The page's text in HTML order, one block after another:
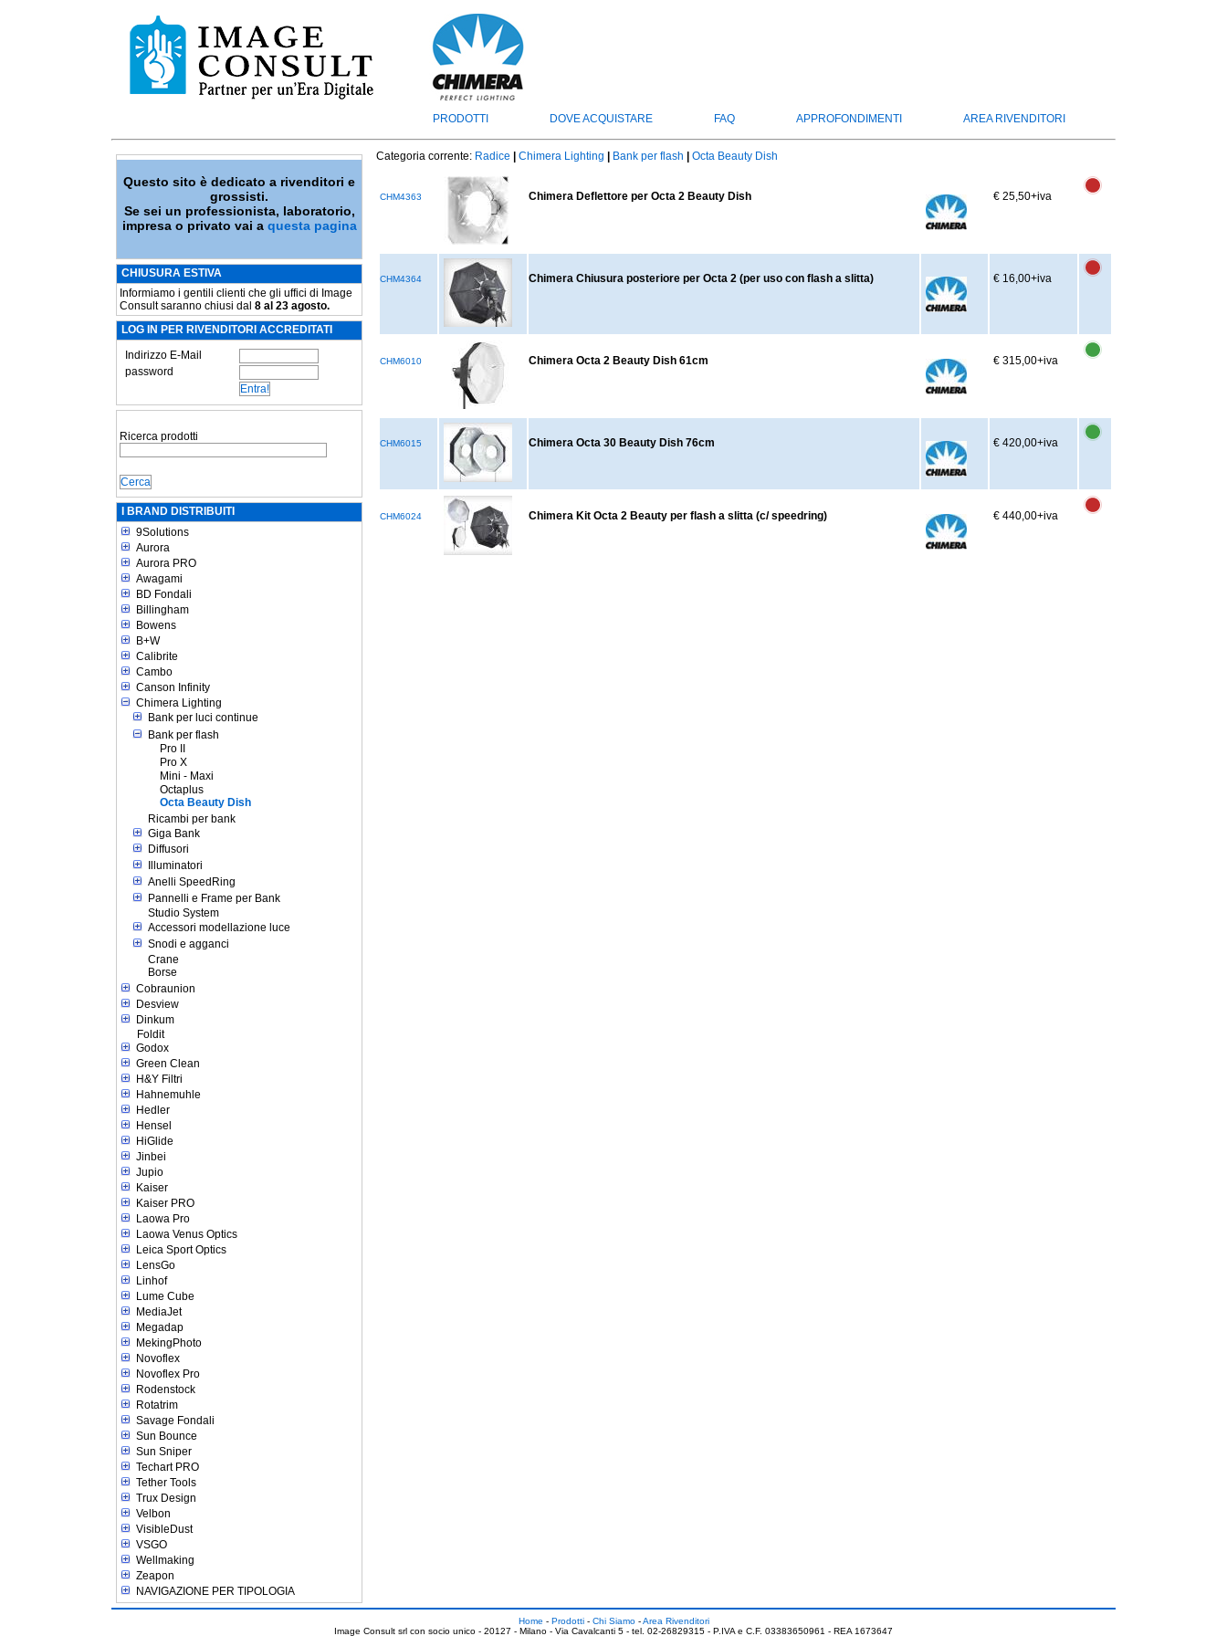
PRODOTTI DOVE ACQUISTARE FAQ APPROFONDIMENTI AREA RIVENDITORI
Questo sito è dedicato a rivenditori e
grossisti.
Se sei un professionista, laboratorio,
impresa o privato vai a questa pagina
CHIUSURA ESTIVA
Informiamo i gentili clienti che gli uffici di Image
Consult saranno chiusi dal 8 al 23 agosto.
LOG IN PER RIVENDITORI ACCREDITATI
Indirizzo E-Mail
password
Ricerca prodotti
I BRAND DISTRIBUITI
9Solutions
Aurora
Aurora PRO
Awagami
BD Fondali
Billingham
Bowens
B+W
Calibrite
Cambo
Canson Infinity
Chimera Lighting
Bank per luci continue
Bank per flash
Pro II
Pro X
Mini - Maxi
Octaplus
Octa Beauty Dish
Ricambi per bank
Giga Bank
Diffusori
Illuminatori
Anelli SpeedRing
Pannelli e Frame per Bank
Studio System
Accessori modellazione luce
Snodi e agganci
Crane
Borse
Cobraunion
Desview
Dinkum
Foldit
Godox
Green Clean
H&Y Filtri
Hahnemuhle
Hedler
Hensel
HiGlide
Jinbei
Jupio
Kaiser
Kaiser PRO
Laowa Pro
Laowa Venus Optics
Leica Sport Optics
LensGo
Linhof
Lume Cube
MediaJet
Megadap
MekingPhoto
Novoflex
Novoflex Pro
Rodenstock
Rotatrim
Savage Fondali
Sun Bounce
Sun Sniper
Techart PRO
Tether Tools
Trux Design
Velbon
VisibleDust
VSGO
Wellmaking
Zeapon
NAVIGAZIONE PER TIPOLOGIA
Categoria corrente: Radice Chimera Lighting Bank per flash Octa Beauty Dish
CHM4363 Chimera Deflettore per Octa 2 Beauty Dish € 25,50+iva
CHM4364 Chimera Chiusura posteriore per Octa 2 (per uso con flash a slitta) € 16,00+iva
CHM6010 Chimera Octa 2 Beauty Dish 61cm € 315,00+iva
CHM6015 Chimera Octa 30 Beauty Dish 76cm € 420,00+iva
CHM6024 Chimera Kit Octa 2 Beauty per flash a slitta (c/ speedring) € 440,00+iva
Home - Prodotti - Chi Siamo-Area Rivenditori
Image Consult srl con socio unico - 20127 - Milano - Via Cavalcanti 5 - tel. 02-26829315 - P.IVA e C.F. 03383650961 - REA 1673647